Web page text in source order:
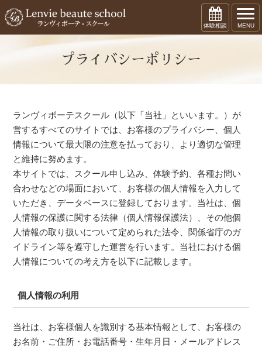
体験相談 MENU
プライバシーポリシー
ランヴィボーテスクール（以下「当社」といいます。）が
営するすべてのサイトでは、お客様のプライバシー、個人
情報について最大限の注意を払っており、より適切な管理
と維持に努めます。
本サイトでは、スクール申し込み、体験予約、各種お問い
合わせなどの場面において、お客様の個人情報を入力して
いただき、データベースに登録しております。当社は、個
人情報の保護に関する法律（個人情報保護法）、その他個
人情報の取り扱いについて定められた法令、関係省庁のガ
イドライン等を遵守した運営を行います。当社における個
人情報についての考え方を以下に記載します。
個人情報の利用
当社は、お客様個人を識別する基本情報として、お客様の
お名前・ご住所・お電話番号・生年月日・メールアドレス